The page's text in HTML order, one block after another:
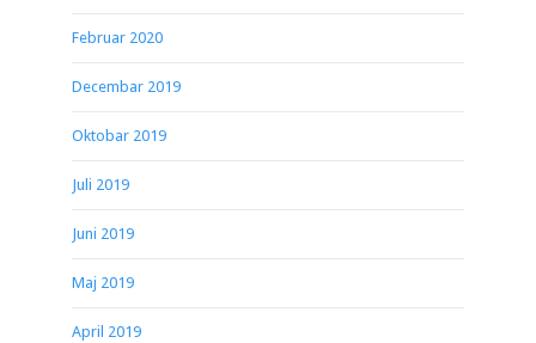
Februar 2020
Decembar 2019
Oktobar 2019
Juli 2019
Juni 2019
Maj 2019
April 2019